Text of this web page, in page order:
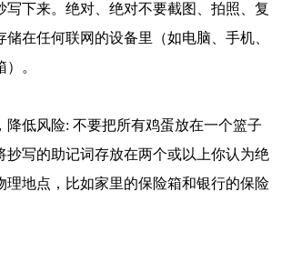
写下来。绝对、绝对不要截图、拍照、复
储在任何联网的设备里（如电脑、手机、
。
降低风险: 不要把所有鸡蛋放在一个篮子
抄写的助记词存放在两个或以上你认为绝
理地点，比如家里的保险箱和银行的保险